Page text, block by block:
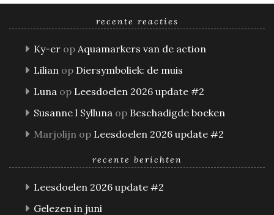
recente reacties
Ky-er op Aquamarkers van de action
Lilian op Diersymboliek: de muis
Luna op Leesdoelen 2026 update #2
Susanne l Sylluna op Beschadigde boeken
Marjolijn op Leesdoelen 2026 update #2
recente berichten
Leesdoelen 2026 update #2
Gelezen in juni